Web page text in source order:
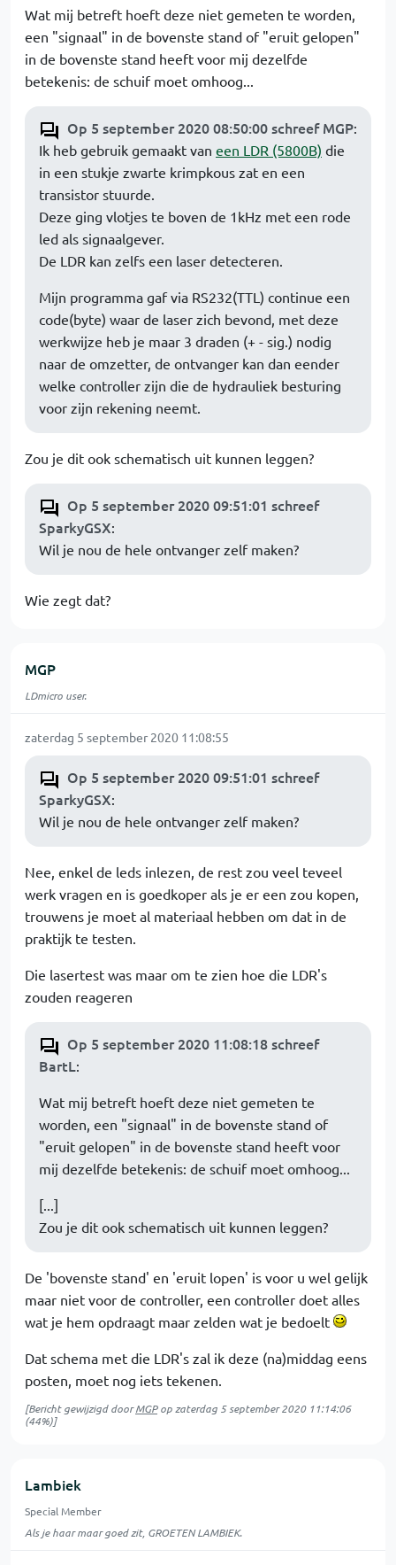
Wat mij betreft hoeft deze niet gemeten te worden,
een "signaal" in de bovenste stand of "eruit gelopen"
in de bovenste stand heeft voor mij dezelfde
betekenis: de schuif moet omhoog...
Op 5 september 2020 08:50:00 schreef MGP:
Ik heb gebruik gemaakt van een LDR (5800B) die
in een stukje zwarte krimpkous zat en een
transistor stuurde.
Deze ging vlotjes te boven de 1kHz met een rode
led als signaalgever.
De LDR kan zelfs een laser detecteren.
Mijn programma gaf via RS232(TTL) continue een
code(byte) waar de laser zich bevond, met deze
werkwijze heb je maar 3 draden (+ - sig.) nodig
naar de omzetter, de ontvanger kan dan eender
welke controller zijn die de hydrauliek besturing
voor zijn rekening neemt.
Zou je dit ook schematisch uit kunnen leggen?
Op 5 september 2020 09:51:01 schreef
SparkyGSX:
Wil je nou de hele ontvanger zelf maken?
Wie zegt dat?
MGP
LDmicro user.
zaterdag 5 september 2020 11:08:55
Op 5 september 2020 09:51:01 schreef
SparkyGSX:
Wil je nou de hele ontvanger zelf maken?
Nee, enkel de leds inlezen, de rest zou veel teveel
werk vragen en is goedkoper als je er een zou kopen,
trouwens je moet al materiaal hebben om dat in de
praktijk te testen.
Die lasertest was maar om te zien hoe die LDR's
zouden reageren
Op 5 september 2020 11:08:18 schreef
BartL:
Wat mij betreft hoeft deze niet gemeten te
worden, een "signaal" in de bovenste stand of
"eruit gelopen" in de bovenste stand heeft voor
mij dezelfde betekenis: de schuif moet omhoog...
[...]
Zou je dit ook schematisch uit kunnen leggen?
De 'bovenste stand' en 'eruit lopen' is voor u wel gelijk
maar niet voor de controller, een controller doet alles
wat je hem opdraagt maar zelden wat je bedoelt
Dat schema met die LDR's zal ik deze (na)middag eens
posten, moet nog iets tekenen.
[Bericht gewijzigd doorMGPop zaterdag 5 september 2020 11:14:06
(44%)]
Lambiek
Special Member
Als je haar maar goed zit, GROETEN LAMBIEK.